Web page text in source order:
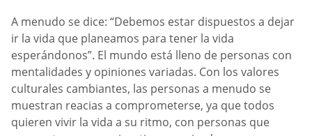
A menudo se dice: “Debemos estar dispuestos a dejar
ir la vida que planeamos para tener la vida
esperándonos”. El mundo está lleno de personas con
mentalidades y opiniones variadas. Con los valores
culturales cambiantes, las personas a menudo se
muestran reacias a comprometerse, ya que todos
quieren vivir la vida a su ritmo, con personas que